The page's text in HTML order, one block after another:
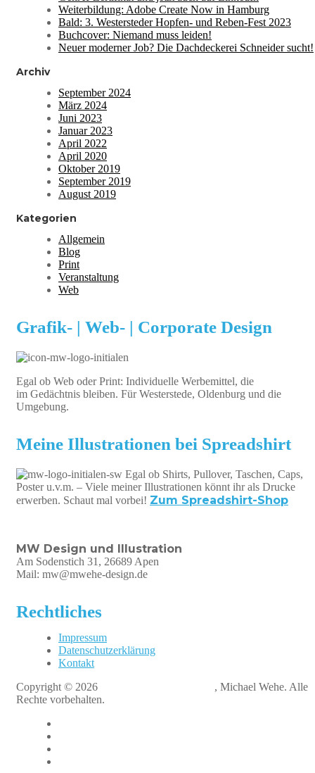
Weiterbildung: Adobe Create Now in Hamburg
Bald: 3. Westersteder Hopfen- und Reben-Fest 2023
Buchcover: Niemand muss leiden!
Neuer moderner Job? Die Dachdeckerei Schneider sucht!
Archiv
September 2024
März 2024
Juni 2023
Januar 2023
April 2022
April 2020
Oktober 2019
September 2019
August 2019
Kategorien
Allgemein
Blog
Print
Veranstaltung
Web
Grafik- | Web- | Corporate Design
Egal ob Web oder Print: Individuelle Werbemittel, die
im Gedächtnis bleiben. Für Westerstede, Oldenburg und die
Umgebung.
Meine Illustrationen bei Spreadshirt
Egal ob Shirts, Pullover, Taschen, Caps,
Poster u.v.m. – Viele meiner Illustrationen könnt ihr als Drucke
erwerben. Schaut mal vorbei! Zum Spreadshirt-Shop
MW Design und Illustration
Am Sodenstich 31, 26689 Apen
Mail: mw@mwehe-design.de
Rechtliches
Impressum
Datenschutzerklärung
Kontakt
Copyright © 2026
, Michael Wehe. Alle
Rechte vorbehalten.